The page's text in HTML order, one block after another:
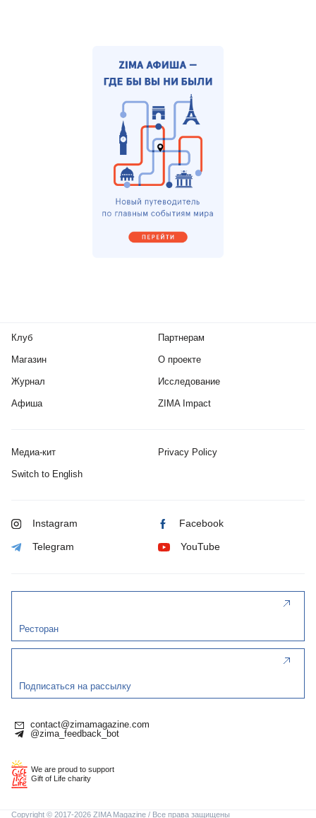
Клуб
Магазин
Журнал
Афиша
Партнерам
О проекте
Исследование
ZIMA Impact
Медиа-кит Privacy Policy
Switch to English
Instagram Facebook
Telegram YouTube
Ресторан
Подписаться на рассылку
contact@zimamagazine.com
@zima_feedback_bot
We are proud to support
Gift of Life charity
Copyright © 2017-2026 ZIMA Magazine / Все права защищены